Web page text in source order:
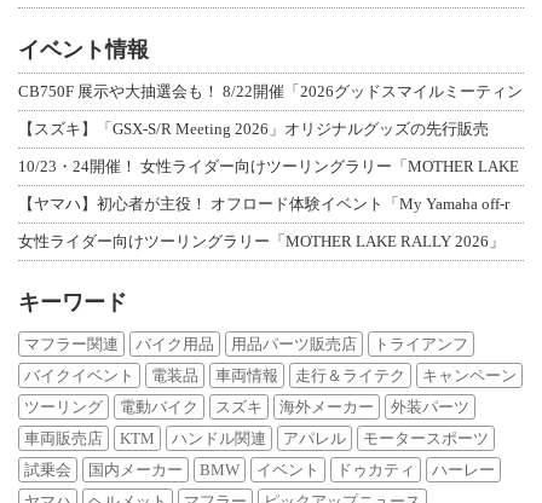
イベント情報
CB750F 展示や大抽選会も！ 8/22開催「2026グッドスマイルミーティン
【スズキ】「GSX-S/R Meeting 2026」オリジナルグッズの先行販売
10/23・24開催！ 女性ライダー向けツーリングラリー「MOTHER LAKE
【ヤマハ】初心者が主役！ オフロード体験イベント「My Yamaha off-r
女性ライダー向けツーリングラリー「MOTHER LAKE RALLY 2026」
キーワード
マフラー関連 バイク用品 用品パーツ販売店
トライアンフ
バイクイベント
電装品 車両情報 走行＆ライテク
キャンペーン
ツーリング
電動バイク スズキ 海外メーカー
外装パーツ
車両販売店
KTM ハンドル関連 アパレル
モータースポーツ
試乗会
国内メーカー BMW イベント ドゥカティ
ハーレー